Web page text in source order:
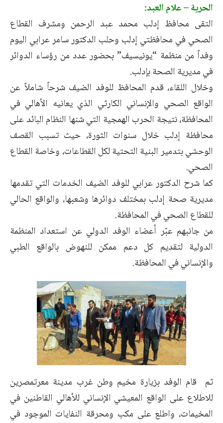
الحرية – علام العبد:
التقى محافظ إدلب محمد عبد الرحمن ومشرف القطاع
الصحي في محافظتي إدلب وحلب الدكتور سامر عرابي اليوم
وفداً من منظمة “يونيسيف” بحضور عدد من رؤساء الدوائر
في مديرية الصحة بإدلب.
وخلال اللقاء، قدم المحافظ للوفد الضيف شرحاً شاملاً عن
الواقع الصحي والإنساني الكارثي الذي يعانيه الأهالي في
المحافظة، نتيجة الحرب الهمجية التي شنها النظام البائد على
محافظة إدلب خلال سنوات الثورة، حيث تسبب القصف
الوحشي بتدمير البنية التحتية لكل القطاعات، وخاصة القطاع
الصحي.
كما شرح الدكتور عرابي للوفد الضيف الخدمات التي تقدمها
مديرية صحة إدلب بمختلف دوائرها وشعبها، والواقع الحالي
للقطاع الصحي في المحافظة.
من جانبهم عبّر أعضاء الوفد الدولي عن استعداد المنظمة
الدولية لتقديم كل دعم ممكن للنهوض بالواقع الطبي
والإنساني في المحافظة.
ثم قام الوفد بزيارة مخيم وطن غرب مدينة معرتمصرين
للاطلاع على الواقع المعيشي الإنساني للأهالي القاطنين في
المخيمات، واطلع على مكب ومحرقة النفايات الموجود في